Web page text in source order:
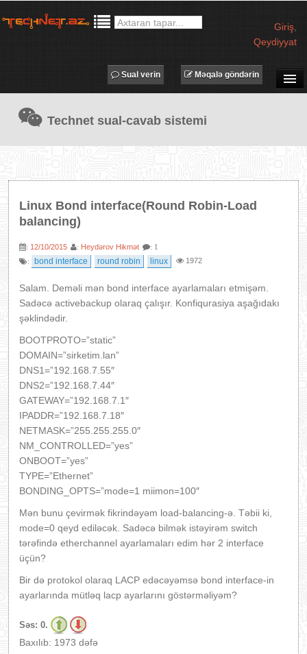
Giriş
Qeydiyyat
TECHNET TV
MƏQALƏLƏR
PROQRAMLAR
IT LÜĞƏT
Məqalə göndərin
Sual verin
Technet sual-cavab sistemi
Linux Bond interface(Round Robin-Load
balancing)
: 12/10/2015 : Heydərov Hikmət
: 1
:
bond interface round robin linux 1972
Salam. Deməli mən bond interface ayarlamaları etmişəm.
Sadəcə activebackup olaraq çalışır. Konfiqurasiya aşağıdakı
şəklindədir.
BOOTPROTO=”static”
DOMAIN=”sirketim.lan”
DNS1=”192.168.7.55″
DNS2=”192.168.7.44″
GATEWAY=”192.168.7.1″
IPADDR=”192.168.7.18″
NETMASK=”255.255.255.0″
NM_CONTROLLED=”yes”
ONBOOT=”yes”
TYPE=”Ethernet”
BONDING_OPTS=”mode=1 miimon=100″
Mən bunu çevirmək fikrindəyəm load-balancing-ə. Təbii ki,
mode=0 qeyd ediləcək. Sadəcə bilmək istəyirəm switch
tərəfində etherchannel ayarlamaları edim hər 2 interface
üçün?
Bir də protokol olaraq LACP edəcəyəmsə bond interface-in
ayarlarında mütləq lacp ayarlarını göstərməliyəm?
Səs: 0.
Baxılıb: 1973 dəfə